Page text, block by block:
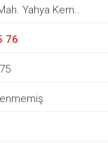
Yahya Kem..
76